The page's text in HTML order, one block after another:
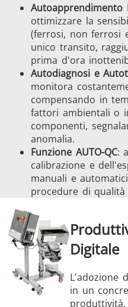
Autoapprendimento
ottimizzare la
(ferrosi, non ferrosi
unico transito,
prima d'ora
Autodiagnosi e
monitora
compensando in
fattori ambientali o
componenti,
anomalia.
Funzione AUTO-QC:
calibrazione e
manuali e
procedure di qualità
Digitale
L'adozione
in un